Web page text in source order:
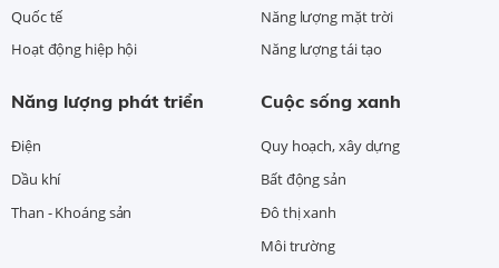
Quốc tế
Hoạt động hiệp hội
Năng lượng mặt trời
Năng lượng tái tạo
Năng lượng phát triển
Điện
Dầu khí
Than - Khoáng sản
Cuộc sống xanh
Quy hoạch, xây dựng
Bất động sản
Đô thị xanh
Môi trường